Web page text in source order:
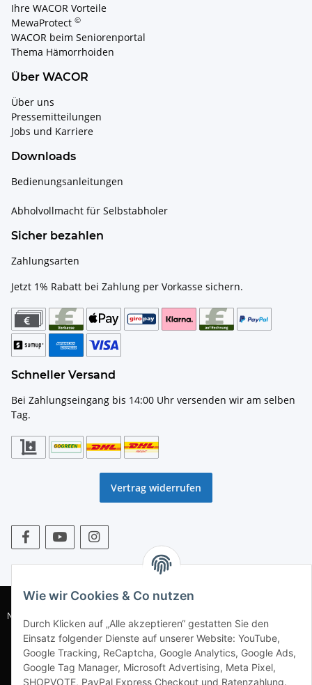
Ihre WACOR Vorteile
MewaProtect ©
WACOR beim Seniorenportal
Thema Hämorrhoiden
Über WACOR
Über uns
Pressemitteilungen
Jobs und Karriere
Downloads
Bedienungsanleitungen
Abholvollmacht für Selbstabholer
Sicher bezahlen
Zahlungsarten
Jetzt 1% Rabatt bei Zahlung per Vorkasse sichern.
Schneller Versand
Bei Zahlungseingang bis 14:00 Uhr versenden wir am selben
Tag.
Vertrag widerrufen
* Alle Preise inkl. gesetzlicher USt., zzgl.Versand
© WACOR GmbH |AGB| Datenschutz|Widerrufsrecht
Nachhaltigkeitshinweise
Reg.-Nr. DE 49826838 | Sitemap
Alle Preise in EUR inkl. MwSt.,zzgl. Versandkosten * UVP = Unverbindliche
Preisangabe des Herstellers
Wie wir Cookies & Co nutzen
Durch Klicken auf „Alle akzeptieren“ gestatten Sie den
Einsatz folgender Dienste auf unserer Website: YouTube,
Google Tracking, ReCaptcha, Google Analytics, Google Ads,
Google Tag Manager, Microsoft Advertising, Meta Pixel,
SHOPVOTE, PayPal Express Checkout und Ratenzahlung.